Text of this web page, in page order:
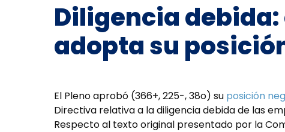
Diligencia
adopta su
El Pleno aprobó (366+, 225-, 38o) su posición
Directiva relativa a la diligencia debida de las
Respecto al texto original presentado por la